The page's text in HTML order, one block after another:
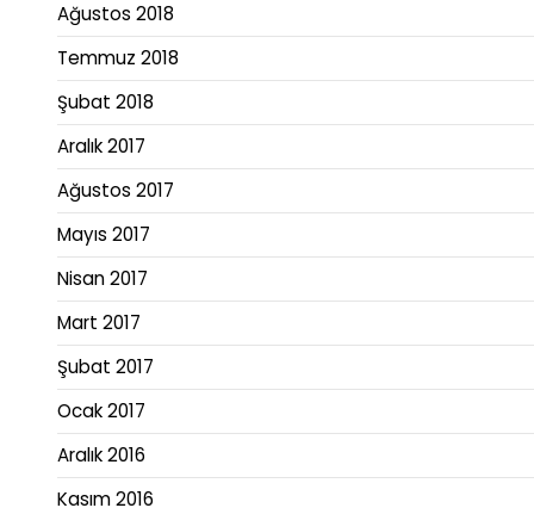
Ağustos 2018
Temmuz 2018
Şubat 2018
Aralık 2017
Ağustos 2017
Mayıs 2017
Nisan 2017
Mart 2017
Şubat 2017
Ocak 2017
Aralık 2016
Kasım 2016